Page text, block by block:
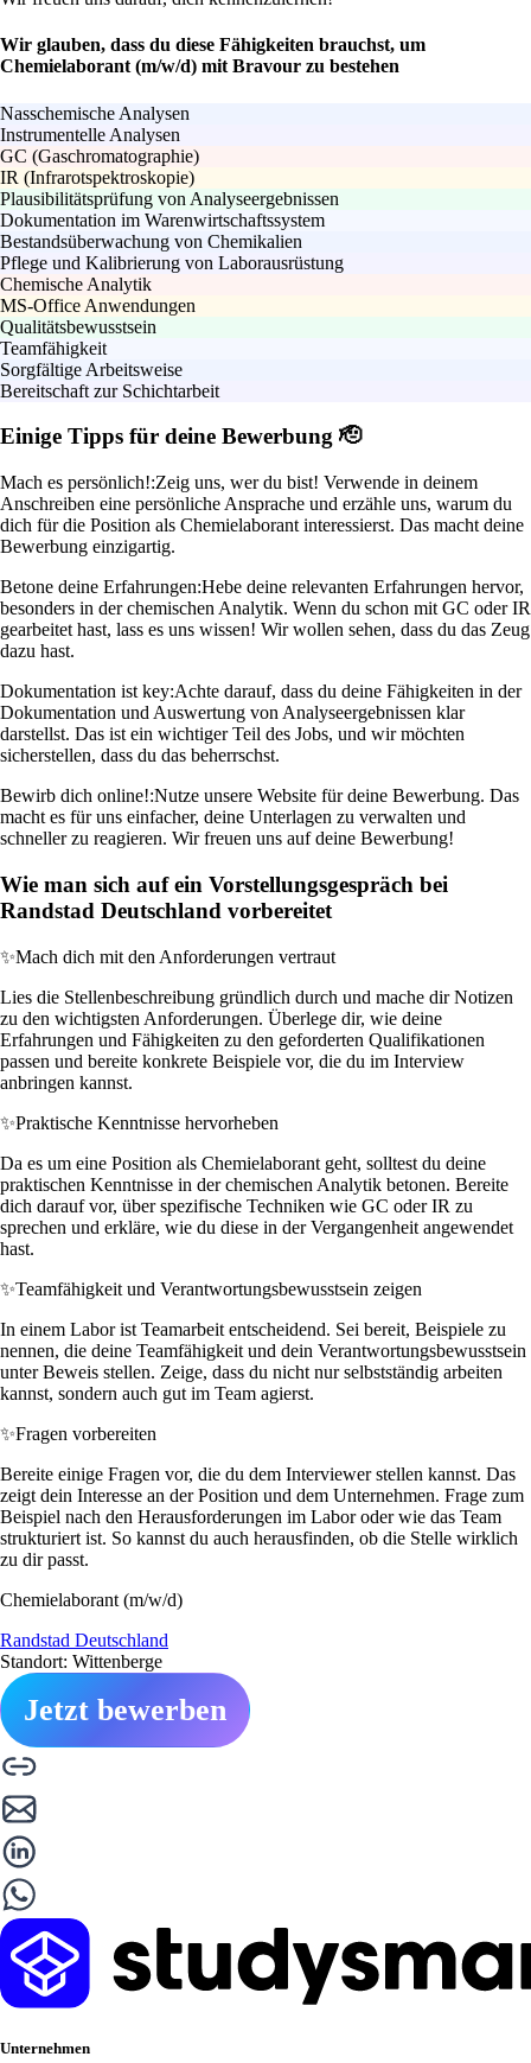
Wir glauben, dass du diese Fähigkeiten brauchst, um
Chemielaborant (m/w/d) mit Bravour zu bestehen
Nasschemische Analysen
Instrumentelle Analysen
GC (Gaschromatographie)
IR (Infrarotspektroskopie)
Plausibilitätsprüfung von Analyseergebnissen
Dokumentation im Warenwirtschaftssystem
Bestandsüberwachung von Chemikalien
Pflege und Kalibrierung von Laborausrüstung
Chemische Analytik
MS-Office Anwendungen
Qualitätsbewusstsein
Teamfähigkeit
Sorgfältige Arbeitsweise
Bereitschaft zur Schichtarbeit
Einige Tipps für deine Bewerbung 🫡
Mach es persönlich!:Zeig uns, wer du bist! Verwende in deinem
Anschreiben eine persönliche Ansprache und erzähle uns, warum du
dich für die Position als Chemielaborant interessierst. Das macht deine
Bewerbung einzigartig.
Betone deine Erfahrungen:Hebe deine relevanten Erfahrungen hervor,
besonders in der chemischen Analytik. Wenn du schon mit GC oder IR
gearbeitet hast, lass es uns wissen! Wir wollen sehen, dass du das Zeug
dazu hast.
Dokumentation ist key:Achte darauf, dass du deine Fähigkeiten in der
Dokumentation und Auswertung von Analyseergebnissen klar
darstellst. Das ist ein wichtiger Teil des Jobs, und wir möchten
sicherstellen, dass du das beherrschst.
Bewirb dich online!:Nutze unsere Website für deine Bewerbung. Das
macht es für uns einfacher, deine Unterlagen zu verwalten und
schneller zu reagieren. Wir freuen uns auf deine Bewerbung!
Wie man sich auf ein Vorstellungsgespräch bei
Randstad Deutschland vorbereitet
✨Mach dich mit den Anforderungen vertraut
Lies die Stellenbeschreibung gründlich durch und mache dir Notizen
zu den wichtigsten Anforderungen. Überlege dir, wie deine
Erfahrungen und Fähigkeiten zu den geforderten Qualifikationen
passen und bereite konkrete Beispiele vor, die du im Interview
anbringen kannst.
✨Praktische Kenntnisse hervorheben
Da es um eine Position als Chemielaborant geht, solltest du deine
praktischen Kenntnisse in der chemischen Analytik betonen. Bereite
dich darauf vor, über spezifische Techniken wie GC oder IR zu
sprechen und erkläre, wie du diese in der Vergangenheit angewendet
hast.
✨Teamfähigkeit und Verantwortungsbewusstsein zeigen
In einem Labor ist Teamarbeit entscheidend. Sei bereit, Beispiele zu
nennen, die deine Teamfähigkeit und dein Verantwortungsbewusstsein
unter Beweis stellen. Zeige, dass du nicht nur selbstständig arbeiten
kannst, sondern auch gut im Team agierst.
✨Fragen vorbereiten
Bereite einige Fragen vor, die du dem Interviewer stellen kannst. Das
zeigt dein Interesse an der Position und dem Unternehmen. Frage zum
Beispiel nach den Herausforderungen im Labor oder wie das Team
strukturiert ist. So kannst du auch herausfinden, ob die Stelle wirklich
zu dir passt.
Chemielaborant (m/w/d)
Randstad Deutschland
Standort: Wittenberge
Jetzt bewerben
Unternehmen